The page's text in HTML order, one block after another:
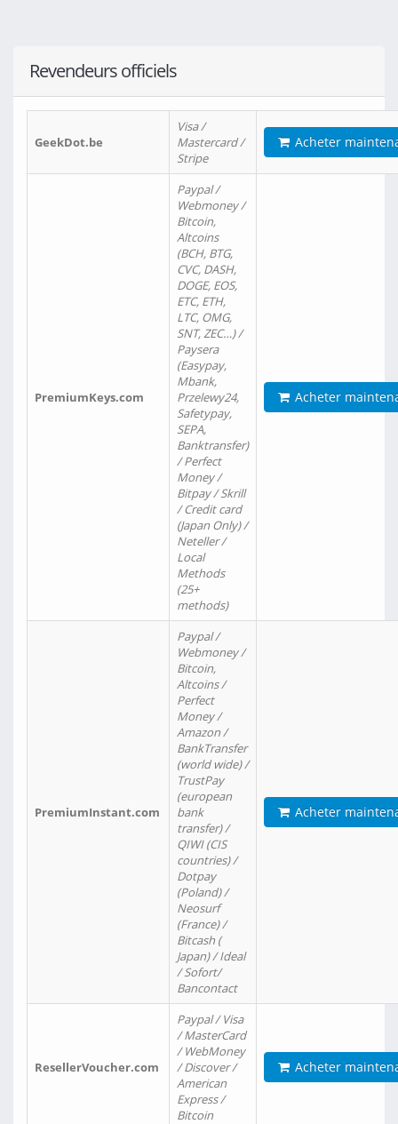
Revendeurs officiels
GeekDot.be
Visa /
Mastercard /
Stripe
Acheter
PremiumKeys.com
Paypal /
Webmoney /
Bitcoin,
Altcoins
(BCH, BTG,
CVC, DASH,
DOGE, EOS,
ETC, ETH,
LTC, OMG,
SNT, ZEC…) /
Paysera
(Easypay,
Mbank,
Przelewy24,
Safetypay,
SEPA,
Banktransfer)
/ Perfect
Money /
Bitpay / Skrill
/ Credit card
(Japan Only) /
Neteller /
Local
Methods
(25+
methods)
Acheter
PremiumInstant.com
Paypal /
Webmoney /
Bitcoin,
Altcoins /
Perfect
Money /
Amazon /
BankTransfer
(world wide) /
TrustPay
(european
bank
transfer) /
QIWI (CIS
countries) /
Dotpay
(Poland) /
Neosurf
(France) /
Bitcash (
Japan) / Ideal
/ Sofort/
Bancontact
Acheter
ResellerVoucher.com
Paypal / Visa
/ MasterCard
/ WebMoney
/ Discover /
American
Express /
Bitcoin
Acheter